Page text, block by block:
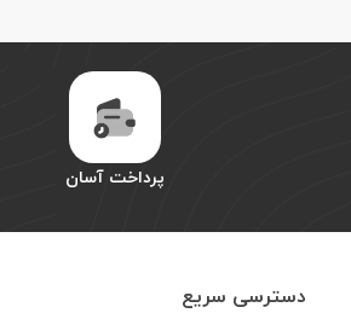
پرداخت آسان
دسترسی سریع